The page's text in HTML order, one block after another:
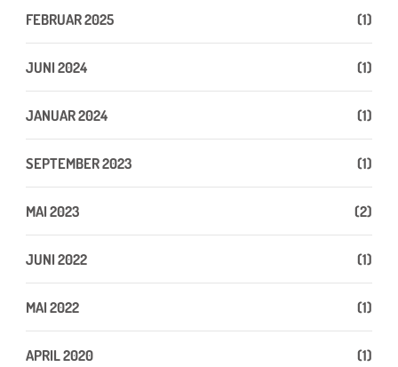
FEBRUAR 2025 (1)
JUNI 2024 (1)
JANUAR 2024 (1)
SEPTEMBER 2023 (1)
MAI 2023 (2)
JUNI 2022 (1)
MAI 2022 (1)
APRIL 2020 (1)